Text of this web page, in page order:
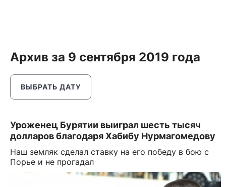
Архив за 9 сентября 2019 года
ВЫБРАТЬ ДАТУ
Уроженец Бурятии выиграл шесть тысяч
долларов благодаря Хабибу Нурмагомедову
Наш земляк сделал ставку на его победу в бою с
Порье и не прогадал